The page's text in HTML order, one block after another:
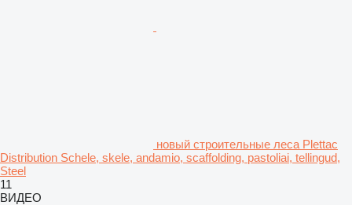
новый строительные леса Plettac
Distribution Schele, skele, andamio, scaffolding, pastoliai, tellingud,
Steel
11
ВИДЕО